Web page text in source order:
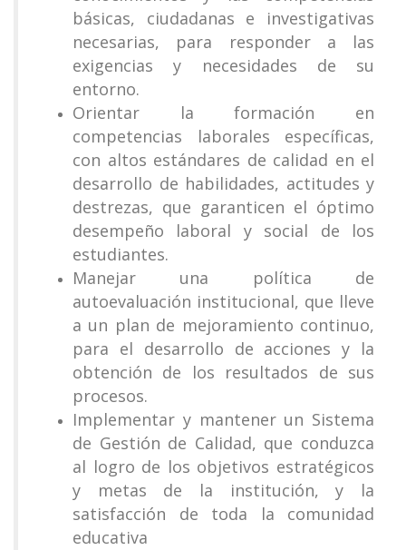
básicas, ciudadanas e investigativas
necesarias, para responder a las
exigencias y necesidades de su
entorno.
Orientar la formación en
competencias laborales específicas,
con altos estándares de calidad en el
desarrollo de habilidades, actitudes y
destrezas, que garanticen el óptimo
desempeño laboral y social de los
estudiantes.
Manejar una política de
autoevaluación institucional, que lleve
a un plan de mejoramiento continuo,
para el desarrollo de acciones y la
obtención de los resultados de sus
procesos.
Implementar y mantener un Sistema
de Gestión de Calidad, que conduzca
al logro de los objetivos estratégicos
y metas de la institución, y la
satisfacción de toda la comunidad
educativa